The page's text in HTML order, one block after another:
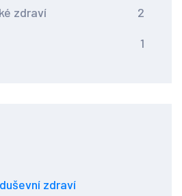
zdraví 2
1
duševní zdraví